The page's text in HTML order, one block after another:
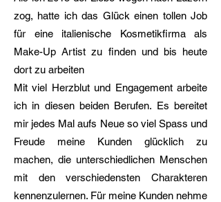
zog, hatte ich das Glück einen tollen Job
für eine italienische Kosmetikfirma als
Make-Up Artist zu finden und bis heute
dort zu arbeiten
Mit viel Herzblut und Engagement arbeite
ich in diesen beiden Berufen. Es bereitet
mir jedes Mal aufs Neue so viel Spass und
Freude meine Kunden glücklich zu
machen, die unterschiedlichen Menschen
mit den verschiedensten Charakteren
kennenzulernen. Für meine Kunden nehme